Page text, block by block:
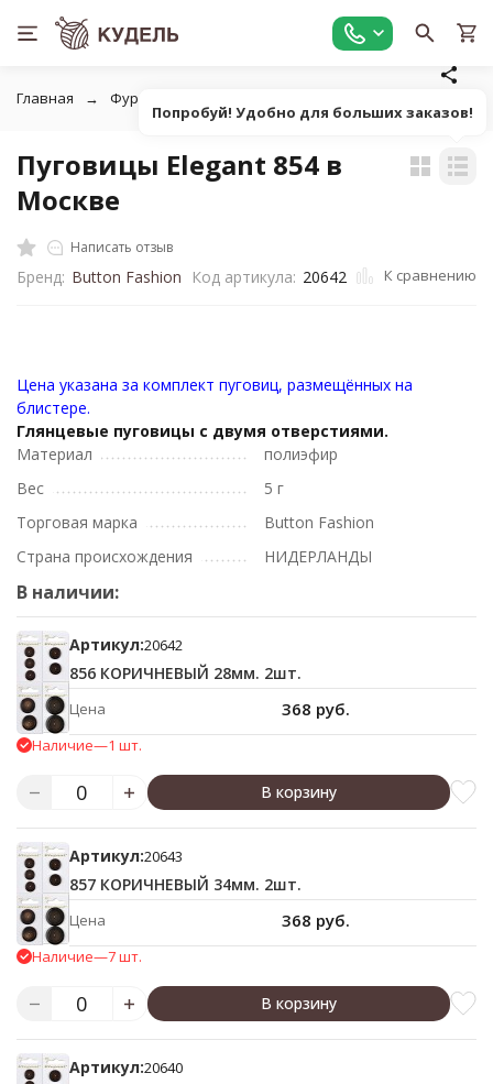
Главная Фурнитура для рукоделия
Пуговицы Elegant 854 в
Москве
Написать отзыв
Бренд: Button Fashion Код артикула: 20642 К сравнению
Цена указана за комплект пуговиц, размещённых на
блистере.
Глянцевые пуговицы с двумя отверстиями.
Материал
полиэфир
Вес
5 г
Торговая марка
Button Fashion
Страна происхождения
НИДЕРЛАНДЫ
В наличии:
Артикул:20642
856 КОРИЧНЕВЫЙ 28мм. 2шт.
Цена 368 руб.
Наличие—1 шт.
В корзину
Артикул:20643
857 КОРИЧНЕВЫЙ 34мм. 2шт.
Цена 368 руб.
Наличие—7 шт.
В корзину
Артикул:20640
Попробуй! Удобно для больших заказов!